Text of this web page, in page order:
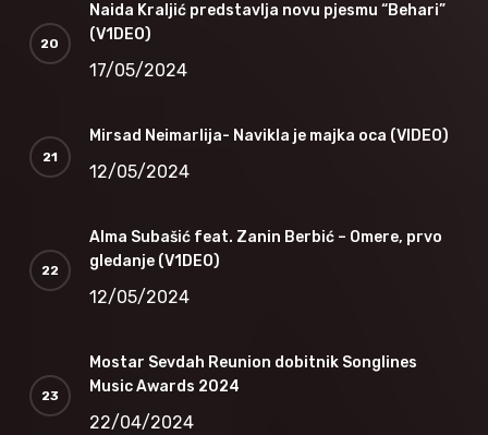
Naida Kraljić predstavlja novu pjesmu “Behari”
(V1DEO)
17/05/2024
Mirsad Neimarlija- Navikla je majka oca (VIDEO)
12/05/2024
Alma Subašić feat. Zanin Berbić – Omere, prvo
gledanje (V1DEO)
12/05/2024
Mostar Sevdah Reunion dobitnik Songlines
Music Awards 2024
22/04/2024